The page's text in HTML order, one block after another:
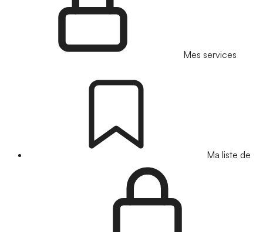
Mes services
Ma liste de